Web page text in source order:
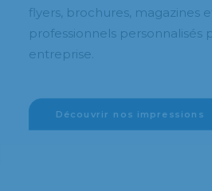
flyers, brochures, magazines
professionnels personnalisés
entreprise.
Découvrir nos impressions